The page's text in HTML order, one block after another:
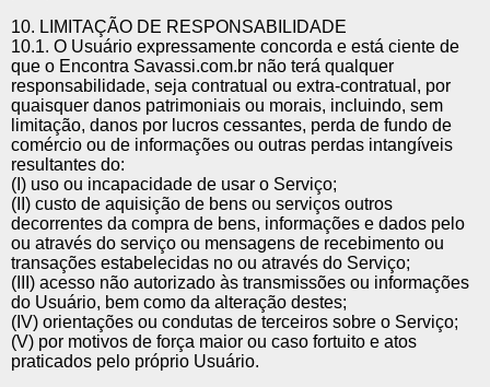
10. LIMITAÇÃO DE RESPONSABILIDADE
10.1. O Usuário expressamente concorda e está ciente de
que o Encontra Savassi.com.br não terá qualquer
responsabilidade, seja contratual ou extra-contratual, por
quaisquer danos patrimoniais ou morais, incluindo, sem
limitação, danos por lucros cessantes, perda de fundo de
comércio ou de informações ou outras perdas intangíveis
resultantes do:
(I) uso ou incapacidade de usar o Serviço;
(II) custo de aquisição de bens ou serviços outros
decorrentes da compra de bens, informações e dados pelo
ou através do serviço ou mensagens de recebimento ou
transações estabelecidas no ou através do Serviço;
(III) acesso não autorizado às transmissões ou informações
do Usuário, bem como da alteração destes;
(IV) orientações ou condutas de terceiros sobre o Serviço;
(V) por motivos de força maior ou caso fortuito e atos
praticados pelo próprio Usuário.